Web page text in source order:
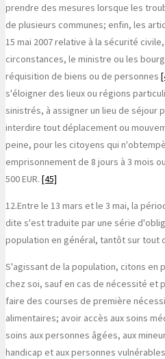
prendre des mesures lorsque les
de plusieurs communes; enfin, les
15 mai 2007 relative à la sécurité
circonstances, le ministre ou les
réquisition de biens ou de personnes
s'éloigner des lieux ou régions
sinistrés, à assigner un lieu de séjour
interdire tout déplacement ou
peine, pour les citoyens qui
emprisonnement de 8 jours à 3 mois
500 EUR. [45]
12.Entre le 13 mars et le 3 mai, la
dite s'est traduite par une série
population en général, tantôt sur tout
S'agissant de la population, citons
chez soi, sauf en cas de nécessité et
faire des courses de première
alimentaires; avoir accès aux soins
soins aux personnes âgées, aux
handicap et aux personnes